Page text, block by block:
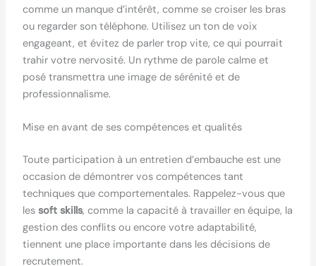
comme un manque d’intérêt, comme se croiser les bras
ou regarder son téléphone. Utilisez un ton de voix
engageant, et évitez de parler trop vite, ce qui pourrait
trahir votre nervosité. Un rythme de parole calme et
posé transmettra une image de sérénité et de
professionnalisme.
Mise en avant de ses compétences et qualités
Toute participation à un entretien d’embauche est une
occasion de démontrer vos compétences tant
techniques que comportementales. Rappelez-vous que
les soft skills, comme la capacité à travailler en équipe, la
gestion des conflits ou encore votre adaptabilité,
tiennent une place importante dans les décisions de
recrutement.